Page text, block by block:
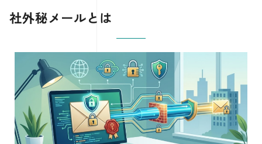
社外秘メールとは